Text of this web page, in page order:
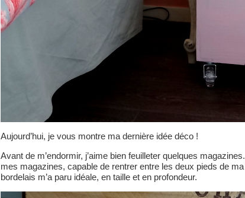
Aujourd’hui, je vous montre ma dernière idée déco !
Avant de m’endormir, j’aime bien feuilleter quelques
mes magazines, capable de rentrer entre les deux pieds de
bordelais m’a paru idéale, en taille et en profondeur.